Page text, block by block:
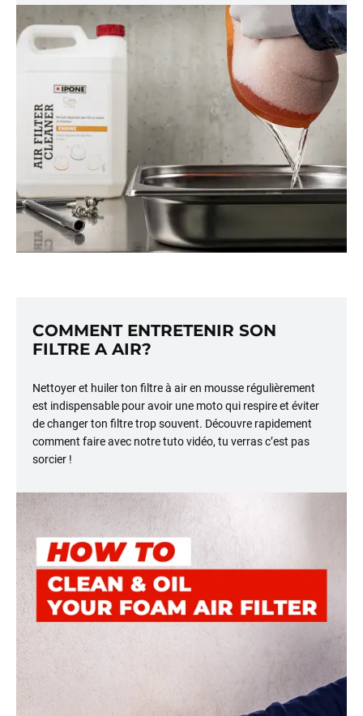
COMMENT ENTRETENIR SON
FILTRE A AIR?
Nettoyer et huiler ton filtre à air en mousse régulièrement
est indispensable pour avoir une moto qui respire et éviter
de changer ton filtre trop souvent. Découvre rapidement
comment faire avec notre tuto vidéo, tu verras c’est pas
sorcier !